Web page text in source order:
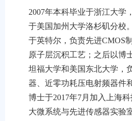
2007年本科毕业于浙江大学
于美国加州大学洛杉矶分校
于英特尔，负责先进CMOS
原子层沉积工艺；之后以博
坦福大学和美国东北大学，
器、近零功耗压电射频器件
博士于2017年7月加入上海
大微系统与先进传感器实验